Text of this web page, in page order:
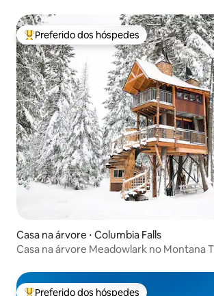
Entre os melhores preferidos dos
Preferido dos hóspedes
Casa na árvore ⋅ Columbia Falls
Casa na árvore Meadowlark no Montana
Preferido dos hóspedes